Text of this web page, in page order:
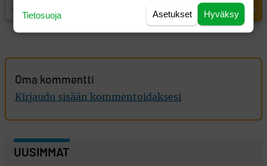
Oma kommentti
Kirjaudu sisään kommentoidaksesi
UUSIMMAT
Hyväksy
Asetukset
Tietosuoja